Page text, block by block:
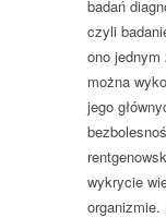
badań
czyli
ono
można
jego
wykrycie
organizmie.